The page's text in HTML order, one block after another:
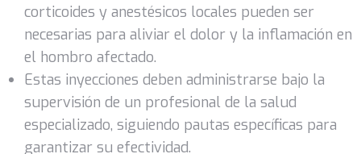
corticoides y anestésicos locales pueden ser
necesarias para aliviar el dolor y la inflamación en
el hombro afectado.
Estas inyecciones deben administrarse bajo la
supervisión de un profesional de la salud
especializado, siguiendo pautas específicas para
garantizar su efectividad.